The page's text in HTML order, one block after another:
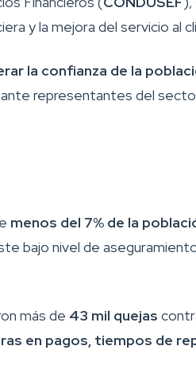
y la mejora del servicio al
la confianza de la
ante representantes del
menos del 7% de la
bajo nivel de
más de 43 mil quejas
en pagos, tiempos de